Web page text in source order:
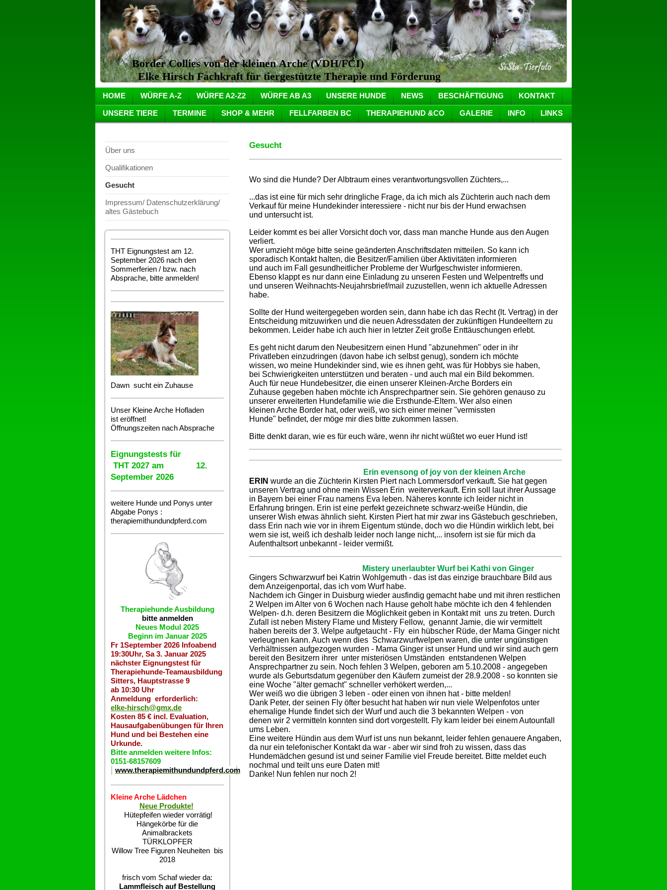
Border Collies von der kleinen Arche (VDH/FCI)
Elke Hirsch Fachkraft für tiergestützte Therapie und Förderung
HOME WÜRFE A-Z WÜRFE A2-Z2 WÜRFE AB A3 UNSERE HUNDE NEWS BESCHÄFTIGUNG KONTAKT
UNSERE TIERE TERMINE SHOP & MEHR FELLFARBEN BC THERAPIEHUND &CO GALERIE INFO LINKS
Über uns
Qualifikationen
Gesucht
Impressum/ Datenschutzerklärung/
altes Gästebuch
THT Eignungstest am 12.
September 2026 nach den
Sommerferien / bzw. nach
Absprache, bitte anmelden!
Dawn sucht ein Zuhause
Unser Kleine Arche Hofladen
ist eröffnet!
Öffnungszeiten nach Absprache
Eignungstests für
THT 2027 am 12.
September 2026
weitere Hunde und Ponys unter
Abgabe Ponys :
therapiemithundundpferd.com
Therapiehunde Ausbildung
bitte anmelden
Neues Modul 2025
Beginn im Januar 2025
Fr 1September 2026 Infoabend
19:30Uhr, Sa 3. Januar 2025
nächster Eignungstest für
Therapiehunde-Teamausbildung
Sitters, Hauptstrasse 9
ab 10:30 Uhr
Anmeldung erforderlich:
elke-hirsch@gmx.de
Kosten 85 € incl. Evaluation,
Hausaufgabenübungen für Ihren
Hund und bei Bestehen eine
Urkunde.
Bitte anmelden weitere Infos:
0151-68157609
www.therapiemithundundpferd.com
Kleine Arche Lädchen
Neue Produkte!
Hütepfeifen wieder vorrätig!
Hängekörbe für die
Animalbrackets
TÜRKLOPFER
Willow Tree Figuren Neuheiten bis
2018
frisch vom Schaf wieder da:
Lammfleisch auf Bestellung
Gesucht
Wo sind die Hunde? Der Albtraum eines verantwortungsvollen Züchters,...
...das ist eine für mich sehr dringliche Frage, da ich mich als Züchterin auch nach dem
Verkauf für meine Hundekinder interessiere - nicht nur bis der Hund erwachsen
und untersucht ist.
Leider kommt es bei aller Vorsicht doch vor, dass man manche Hunde aus den Augen
verliert.
Wer umzieht möge bitte seine geänderten Anschriftsdaten mitteilen. So kann ich
sporadisch Kontakt halten, die Besitzer/Familien über Aktivitäten informieren
und auch im Fall gesundheitlicher Probleme der Wurfgeschwister informieren.
Ebenso klappt es nur dann eine Einladung zu unseren Festen und Welpentreffs und
und unseren Weihnachts-Neujahrsbrief/mail zuzustellen, wenn ich aktuelle Adressen
habe.
Sollte der Hund weitergegeben worden sein, dann habe ich das Recht (lt. Vertrag) in der
Entscheidung mitzuwirken und die neuen Adressdaten der zukünftigen Hundeeltern zu
bekommen. Leider habe ich auch hier in letzter Zeit große Enttäuschungen erlebt.
Es geht nicht darum den Neubesitzern einen Hund "abzunehmen" oder in ihr
Privatleben einzudringen (davon habe ich selbst genug), sondern ich möchte
wissen, wo meine Hundekinder sind, wie es ihnen geht, was für Hobbys sie haben,
bei Schwierigkeiten unterstützen und beraten - und auch mal ein Bild bekommen.
Auch für neue Hundebesitzer, die einen unserer Kleinen-Arche Borders ein
Zuhause gegeben haben möchte ich Ansprechpartner sein. Sie gehören genauso zu
unserer erweiterten Hundefamilie wie die Ersthunde-Eltern. Wer also einen
kleinen Arche Border hat, oder weiß, wo sich einer meiner "vermissten
Hunde" befindet, der möge mir dies bitte zukommen lassen.
Bitte denkt daran, wie es für euch wäre, wenn ihr nicht wüßtet wo euer Hund ist!
Erin evensong of joy von der kleinen Arche
ERIN wurde an die Züchterin Kirsten Piert nach Lommersdorf verkauft. Sie hat gegen
unseren Vertrag und ohne mein Wissen Erin weiterverkauft. Erin soll laut ihrer Aussage
in Bayern bei einer Frau namens Eva leben. Näheres konnte ich leider nicht in
Erfahrung bringen. Erin ist eine perfekt gezeichnete schwarz-weiße Hündin, die
unserer Wish etwas ähnlich sieht. Kirsten Piert hat mir zwar ins Gästebuch geschrieben,
dass Erin nach wie vor in ihrem Eigentum stünde, doch wo die Hündin wirklich lebt, bei
wem sie ist, weiß ich deshalb leider noch lange nicht,... insofern ist sie für mich da
Aufenthaltsort unbekannt - leider vermißt.
Mistery unerlaubter Wurf bei Kathi von Ginger
Gingers Schwarzwurf bei Katrin Wohlgemuth - das ist das einzige brauchbare Bild aus
dem Anzeigenportal, das ich vom Wurf habe.
Nachdem ich Ginger in Duisburg wieder ausfindig gemacht habe und mit ihren restlichen
2 Welpen im Alter von 6 Wochen nach Hause geholt habe möchte ich den 4 fehlenden
Welpen- d.h. deren Besitzern die Möglichkeit geben in Kontakt mit uns zu treten. Durch
Zufall ist neben Mistery Flame und Mistery Fellow, genannt Jamie, die wir vermittelt
haben bereits der 3. Welpe aufgetaucht - Fly ein hübscher Rüde, der Mama Ginger nicht
verleugnen kann. Auch wenn dies Schwarzwurfwelpen waren, die unter ungünstigen
Verhältnissen aufgezogen wurden - Mama Ginger ist unser Hund und wir sind auch gern
bereit den Besitzern ihrer unter misteriösen Umständen entstandenen Welpen
Ansprechpartner zu sein. Noch fehlen 3 Welpen, geboren am 5.10.2008 - angegeben
wurde als Geburtsdatum gegenüber den Käufern zumeist der 28.9.2008 - so konnten sie
eine Woche "älter gemacht" schneller verhökert werden,...
Wer weiß wo die übrigen 3 leben - oder einen von ihnen hat - bitte melden!
Dank Peter, der seinen Fly öfter besucht hat haben wir nun viele Welpenfotos unter
ehemalige Hunde findet sich der Wurf und auch die 3 bekannten Welpen - von
denen wir 2 vermitteln konnten sind dort vorgestellt. Fly kam leider bei einem Autounfall
ums Leben.
Eine weitere Hündin aus dem Wurf ist uns nun bekannt, leider fehlen genauere Angaben,
da nur ein telefonischer Kontakt da war - aber wir sind froh zu wissen, dass das
Hundemädchen gesund ist und seiner Familie viel Freude bereitet. Bitte meldet euch
nochmal und teilt uns eure Daten mit!
Danke! Nun fehlen nur noch 2!